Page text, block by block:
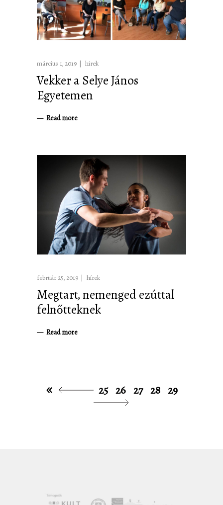
március 1, 2019 hírek
Vekker a Selye János
Egyetemen
Read more
február 25, 2019 hírek
Megtart, nemenged ezúttal
felnőtteknek
Read more
25 26 27 28 29